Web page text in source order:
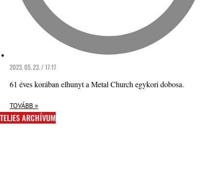
2023. 05. 23. / 17:17
61 éves korában elhunyt a Metal Church egykori dobosa.
TOVÁBB »
TELJES ARCHÍVUM